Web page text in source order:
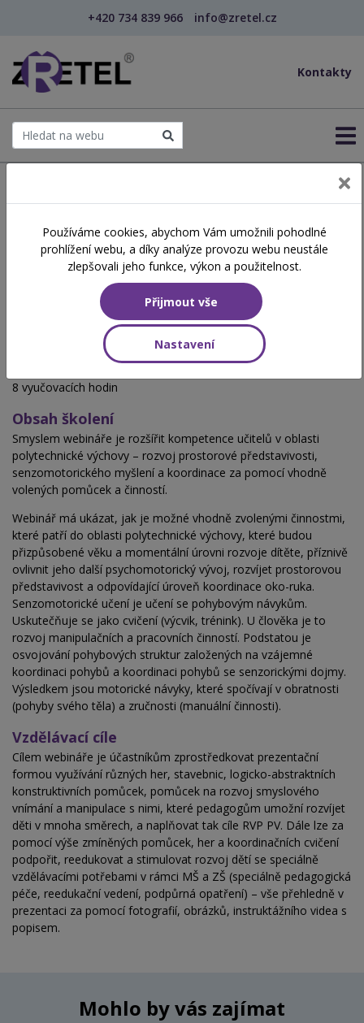
+420 734 839 966 info@zretel.cz
Kontakty
šablony
Polytechnická výchova -
rozvoj prostorové
představivosti (webinář)
Hodinová dotace
8 vyučovacích hodin
Obsah školení
Smyslem webináře je rozšířit kompetence učitelů v oblasti
polytechnické výchovy – rozvoj prostorové představivosti,
senzomotorického myšlení a koordinace za pomocí vhodně
volených pomůcek a činností.
Webinář má ukázat, jak je možné vhodně zvolenými činnostmi,
které patří do oblasti polytechnické výchovy, které budou
přizpůsobené věku a momentální úrovni rozvoje dítěte, příznivě
ovlivnit jeho další psychomotorický vývoj, rozvíjet prostorovou
představivost a odpovídající úroveň koordinace oko-ruka.
Senzomotorické učení je učení se pohybovým návykům.
Uskutečňuje se jako cvičení (výcvik, trénink). U člověka je to
rozvoj manipulačních a pracovních činností. Podstatou je
osvojování pohybových struktur založených na vzájemné
koordinaci pohybů a koordinaci pohybů se senzorickými dojmy.
Výsledkem jsou motorické návyky, které spočívají v obratnosti
(pohyby svého těla) a zručnosti (manuální činnosti).
Vzdělávací cíle
Cílem webináře je účastníkům zprostředkovat prezentační
formou využívání různých her, stavebnic, logicko-abstraktních
konstruktivních pomůcek, pomůcek na rozvoj smyslového
vnímání a manipulace s nimi, které pedagogům umožní rozvíjet
děti v mnoha směrech, a naplňovat tak cíle RVP PV. Dále lze za
pomocí výše zmíněných pomůcek, her a koordinačních cvičení
podpořit, reedukovat a stimulovat rozvoj dětí se speciálně
vzdělávacími potřebami v rámci MŠ a ZŠ (speciálně pedagogická
péče, reedukační vedení, podpůrná opatření) – vše přehledně v
prezentaci za pomocí fotografií, obrázků, instruktážního videa s
popisem.
Mohlo by vás zajímat
Používáme cookies, abychom Vám umožnili pohodlné
prohlížení webu, a díky analýze provozu webu neustále
zlepšovali jeho funkce, výkon a použitelnost.
Přijmout vše
Nastavení